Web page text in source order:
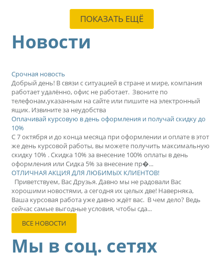
ПОКАЗАТЬ ЕЩЁ
Новости
Срочная новость
Добрый день! В связи с ситуацией в стране и мире, компания
работает удалённо, офис не работает. Звоните по
телефонам,указанным на сайте или пишите на электронный
ящик. Извините за неудобства
Оплачивай курсовую в день оформления и получай скидку до
10%
С 7 октября и до конца месяца при оформлении и оплате в этот
же день курсовой работы, вы можете получить максимальную
скидку 10% . Скидка 10% за внесение 100% оплаты в день
оформления или Сидка 5% за внесение пр�...
ОТЛИЧНАЯ АКЦИЯ ДЛЯ ЛЮБИМЫХ КЛИЕНТОВ!
Приветствуем, Вас Друзья. Давно мы не радовали Вас
хорошими новостями, а сегодня их целых две! Наверняка,
Ваша курсовая работа уже давно ждёт вас. В чем дело? Ведь
сейчас самые выгодные условия, чтобы сда...
ВСЕ НОВОСТИ
Мы в соц. сетях